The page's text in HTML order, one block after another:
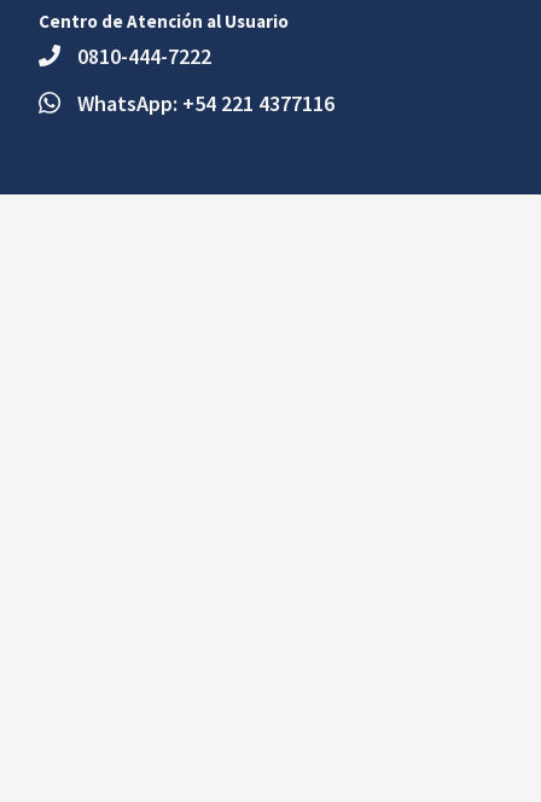
Centro de Atención al Usuario
0810-444-7222
WhatsApp: +54 221 4377116